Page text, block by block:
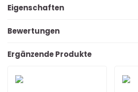
Eigenschaften
Bewertungen
Ergänzende Produkte